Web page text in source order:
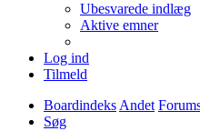
Ubesvarede indlæg
Aktive emner
Log ind
Tilmeld
BoardindeksAndet
Søg